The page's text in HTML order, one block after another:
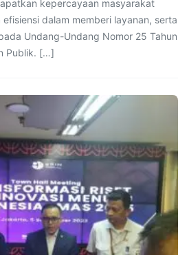
kepercayaan masyarakat
dalam memberi layanan, serta
Undang-Undang Nomor 25 Tahun
Publik. […]